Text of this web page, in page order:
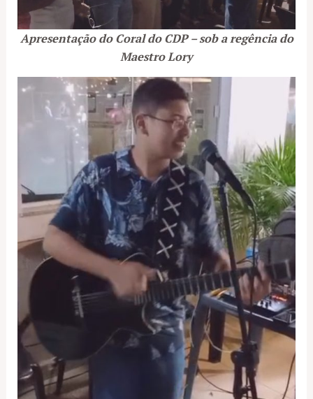
Apresentação do Coral do CDP – sob a regência do
Maestro Lory